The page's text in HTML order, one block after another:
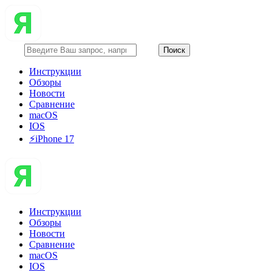
Инструкции
Обзоры
Новости
Сравнение
macOS
IOS
⚡️iPhone 17
Инструкции
Обзоры
Новости
Сравнение
macOS
IOS